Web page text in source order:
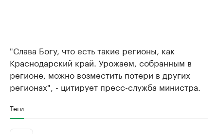
"Слава Богу, что есть такие регионы, как
Краснодарский край. Урожаем, собранным в
регионе, можно возместить потери в других
регионах", - цитирует пресс-служба министра.
Теги